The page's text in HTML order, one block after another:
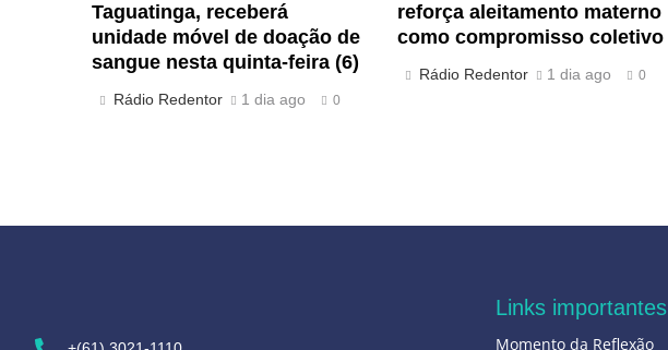
Taguatinga, receberá
unidade móvel de doação de
sangue nesta quinta-feira (6)
Rádio Redentor 1 dia ago 0
reforça aleitamento materno
como compromisso coletivo
Rádio Redentor 1 dia ago 0
Links importantes
Momento da Reflexão